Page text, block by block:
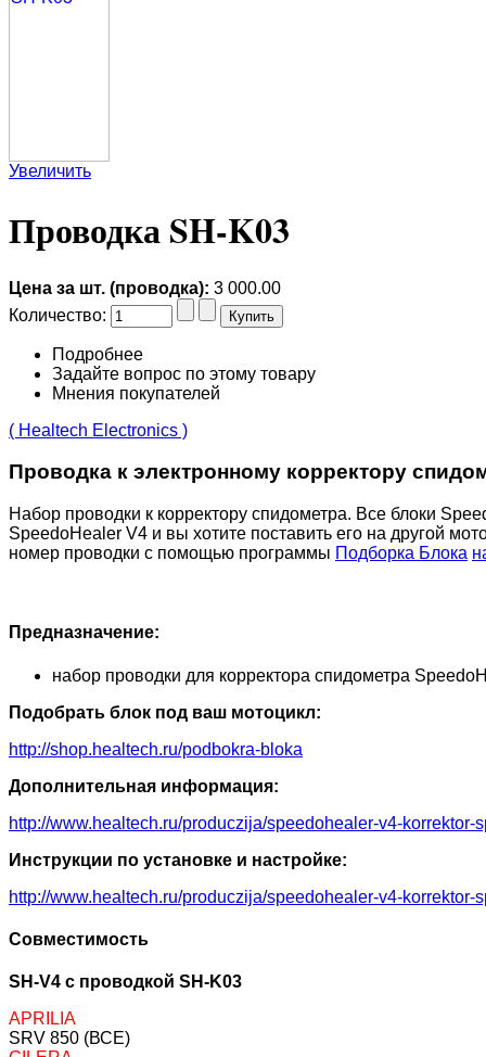
Увеличить
Проводка SH-K03
Цена за шт. (проводка): 3 000.00
Количество:
Подробнее
Задайте вопрос по этому товару
Мнения покупателей
( Healtech Electronics )
Проводка к электронному корректору
Набор проводки к корректору спидометра. Все блоки
SpeedoHealer V4 и вы хотите поставить его на другой
номер проводки с помощью программы Подборка Блока
Предназначение:
набор проводки для корректора спидометра
Подобрать блок под ваш мотоцикл:
http://shop.healtech.ru/podbokra-bloka
Дополнительная информация:
http://www.healtech.ru/produczija/speedohealer-v4-korrektor-
Инструкции по установке и настройке:
http://www.healtech.ru/produczija/speedohealer-v4-korrektor-
Совместимость
SH-V4 с проводкой SH-K03
APRILIA
SRV 850 (ВСЕ)